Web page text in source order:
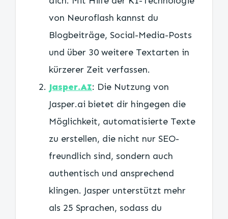
von Neuroflash kannst du
Blogbeiträge, Social-Media-Posts
und über 30 weitere Textarten in
kürzerer Zeit verfassen.
Jasper.AI: Die Nutzung von
Jasper.ai bietet dir hingegen die
Möglichkeit, automatisierte Texte
zu erstellen, die nicht nur SEO-
freundlich sind, sondern auch
authentisch und ansprechend
klingen. Jasper unterstützt mehr
als 25 Sprachen, sodass du